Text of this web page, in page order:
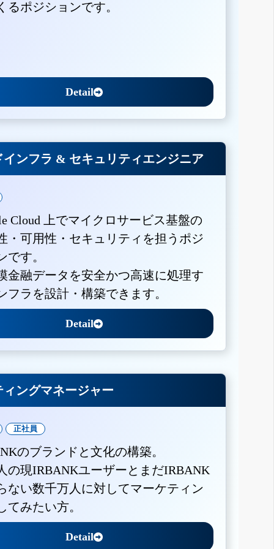
るポジションです。
Detail
インフラ & セキュリティエンジニア
Cloud 上でマイクロサービス基盤の
・可用性・セキュリティを担うポジ
です。
金融データを安全かつ高速に処理す
フラを設計・構築できます。
Detail
ィングマネージャー
正社員
のブランドと文化の構築。
の現IRBANKユーザーとまだIRBANK
ない数千万人に対してマーケティン
てみたい方。
Detail